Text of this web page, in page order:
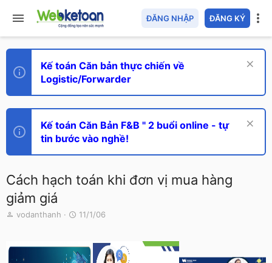
ĐĂNG NHẬP ĐĂNG KÝ
Kế toán Căn bản thực chiến về
Logistic/Forwarder
Kế toán Căn Bản F&B " 2 buổi online - tự
tin bước vào nghề!
Cách hạch toán khi đơn vị mua hàng
giảm giá
T
e
a
vodanthanh
N
y
g
11/1/06